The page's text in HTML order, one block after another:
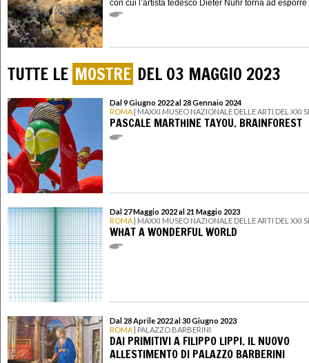
con cui l’artista tedesco Dieter Nuhr torna ad esporre
TUTTE LE MOSTRE DEL 03 MAGGIO 2023
Dal 9 Giugno 2022 al 28 Gennaio 2024
ROMA | MAXXI MUSEO NAZIONALE DELLE ARTI DEL XXI
PASCALE MARTHINE TAYOU. BRAINFOREST
Dal 27 Maggio 2022 al 21 Maggio 2023
ROMA | MAXXI MUSEO NAZIONALE DELLE ARTI DEL XXI
WHAT A WONDERFUL WORLD
Dal 28 Aprile 2022 al 30 Giugno 2023
ROMA | PALAZZO BARBERINI
DAI PRIMITIVI A FILIPPO LIPPI. IL NUOVO
ALLESTIMENTO DI PALAZZO BARBERINI